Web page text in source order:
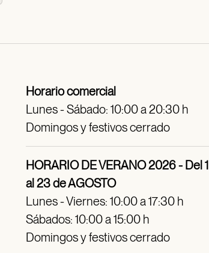
Horario comercial
Lunes - Sábado: 10:00 a 20:30 h
Domingos y festivos cerrado
HORARIO DE VERANO 2026 - Del 1
al 23 de AGOSTO
Lunes - Viernes: 10:00 a 17:30 h
Sábados: 10:00 a 15:00 h
Domingos y festivos cerrado